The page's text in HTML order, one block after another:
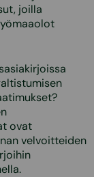
joilla
ovat
velvoitteiden